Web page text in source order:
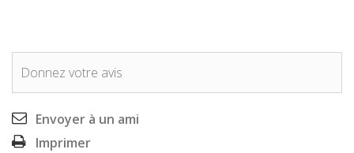
Donnez votre avis
Envoyer à un ami
Imprimer